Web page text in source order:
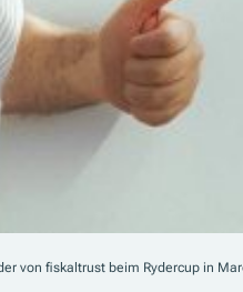
von fiskaltrust beim Rydercup in